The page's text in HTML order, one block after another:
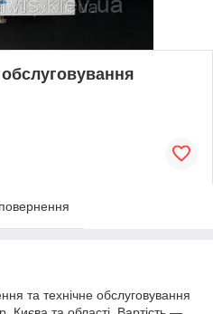
та технічне обслуговування